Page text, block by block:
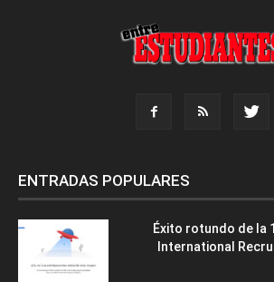
ENTRADAS POPULARES
Éxito rotundo de la
International